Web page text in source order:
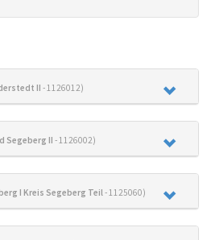
II - 1126012)
Segeberg II - 1126002)
I Kreis Segeberg Teil- 1125060)